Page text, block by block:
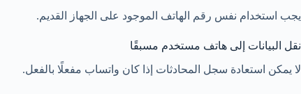
يجب استخدام نفس رقم الهاتف الموجود على الجهاز القديم.
نقل البيانات إلى هاتف مستخدم مسبقًا
لا يمكن استعادة سجل المحادثات إذا كان واتساب مفعلًا بالفعل.